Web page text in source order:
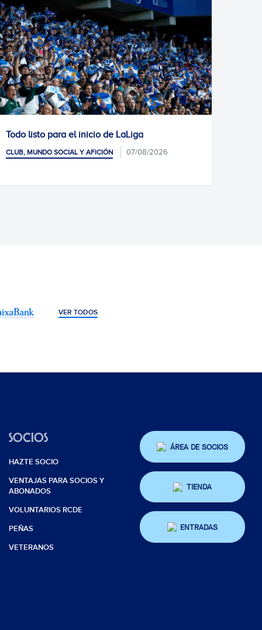
Todo listo para el inicio de LaLiga
CLUB, MUNDO SOCIAL Y AFICIÓN 07/08/2026
VER TODOS
SOCIOS
HAZTE SOCIO
VENTAJAS PARA SOCIOS Y
ABONADOS
VOLUNTARIOS RCDE
PEÑAS
VETERANOS
ÁREA DE SOCIOS
TIENDA
ENTRADAS